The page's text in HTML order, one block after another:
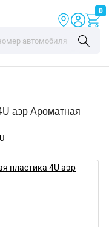
0
аэр Ароматная